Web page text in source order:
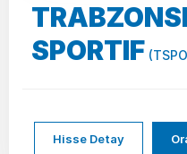
SPORTIF
Hisse Detay